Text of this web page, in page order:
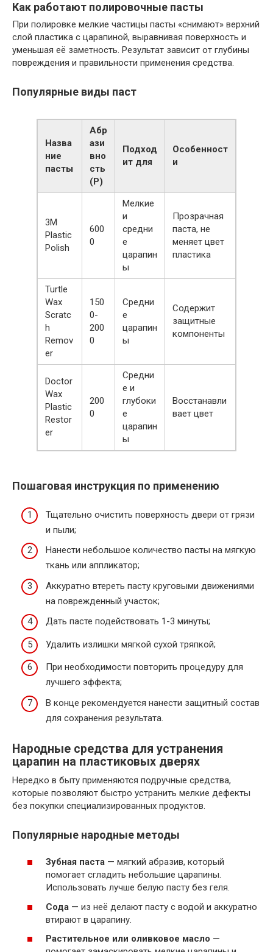
Как работают полировочные пасты
При полировке мелкие частицы пасты «снимают» верхний
слой пластика с царапиной, выравнивая поверхность и
уменьшая её заметность. Результат зависит от глубины
повреждения и правильности применения средства.
Популярные виды паст
Назва
ние
пасты
Абр
ази
вно
сть
(P)
Подход
ит для
Особенност
и
3M
Plastic
Polish
600
0
Мелкие
и
средни
е
царапин
ы
Прозрачная
паста, не
меняет цвет
пластика
Turtle
Wax
Scratc
h
Remov
er
150
0-
200
0
Средни
е
царапин
ы
Содержит
защитные
компоненты
Doctor
Wax
Plastic
Restor
er
200
0
Средни
е и
глубоки
е
царапин
ы
Восстанавли
вает цвет
Пошаговая инструкция по применению
Тщательно очистить поверхность двери от грязи
и пыли;
Нанести небольшое количество пасты на мягкую
ткань или аппликатор;
Аккуратно втереть пасту круговыми движениями
на поврежденный участок;
Дать пасте подействовать 1-3 минуты;
Удалить излишки мягкой сухой тряпкой;
При необходимости повторить процедуру для
лучшего эффекта;
В конце рекомендуется нанести защитный состав
для сохранения результата.
Народные средства для устранения
царапин на пластиковых дверях
Нередко в быту применяются подручные средства,
которые позволяют быстро устранить мелкие дефекты
без покупки специализированных продуктов.
Популярные народные методы
Зубная паста — мягкий абразив, который
помогает сгладить небольшие царапины.
Использовать лучше белую пасту без геля.
Сода — из неё делают пасту с водой и аккуратно
втирают в царапину.
Растительное или оливковое масло —